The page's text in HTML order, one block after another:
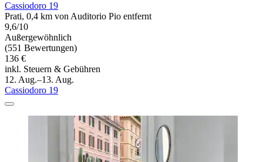
Cassiodoro 19
Prati, 0,4 km von Auditorio Pio entfernt
9,6/10
Außergewöhnlich
(551 Bewertungen)
136 €
inkl. Steuern & Gebühren
12. Aug.–13. Aug.
Cassiodoro 19